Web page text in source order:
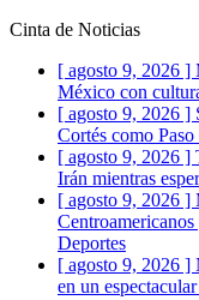
Cinta de Noticias
[ agosto 9, 2026 ]
México con
[ agosto 9, 2026 ]
Cortés como
[ agosto 9, 2026 ]
Irán mientras
[ agosto 9, 2026 ]
Deportes
[ agosto 9, 2026 ]
en un espectacular